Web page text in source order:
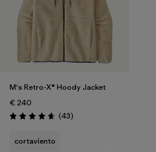
M's Retro-X® Hoody Jacket
€ 240
Puntuación: 4.6 / 5
(43Reseñas
)
cortaviento